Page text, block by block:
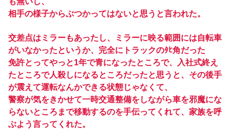
相手の様子からぶつかってはないと思うと言われた。
交差点はミラーもあったし、ミラーに映る範囲には自転車
がいなかったというか、完全にトラックのﾀﾋ角だった
免許とってやっと1年で青になったところで、入社式終え
たところで人殺しになるところだったと思うと、その後手
が震えて運転なんかできる状態じゃなくて、
警察が気をきかせて一時交通整備をしながら車を邪魔にな
らないところまで移動するのを手伝ってくれて、家族を呼
ぶよう言ってくれた。